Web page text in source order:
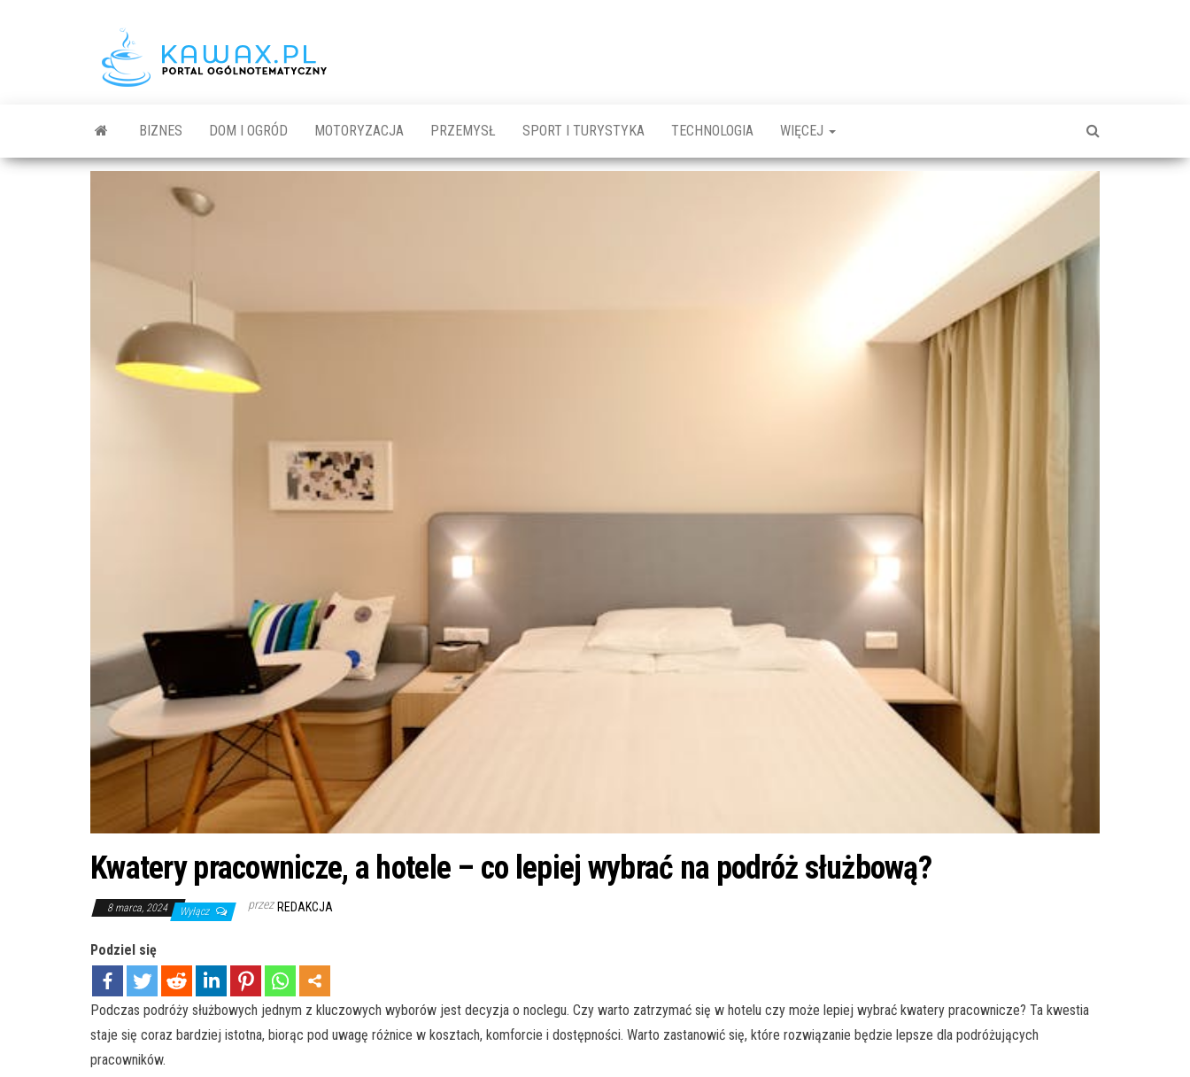
BIZNES DOM I OGRÓD MOTORYZACJA PRZEMYSŁ SPORT I TURYSTYKA TECHNOLOGIA WIĘCEJ
Kwatery pracownicze, a hotele – co lepiej wybrać na podróż służbową?
8 marca, 2024 Wyłącz przez REDAKCJA
Podziel się
Podczas podróży służbowych jednym z kluczowych wyborów jest decyzja o noclegu. Czy warto zatrzymać się w hotelu czy może lepiej wybrać kwatery pracownicze? Ta kwestia
staje się coraz bardziej istotna, biorąc pod uwagę różnice w kosztach, komforcie i dostępności. Warto zastanowić się, które rozwiązanie będzie lepsze dla podróżujących
pracowników.